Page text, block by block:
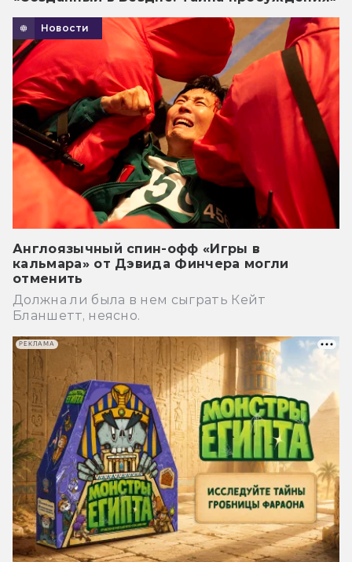
Новости
Англоязычный спин-офф «Игры в
кальмара» от Дэвида Финчера могли
отменить
Должна ли была в нем сыграть Кейт
Бланшетт, неясно.
РЕКЛАМА